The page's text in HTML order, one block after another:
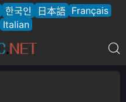
한국인 日本語 Français
Italian